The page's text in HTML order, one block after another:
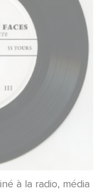
à la radio, média